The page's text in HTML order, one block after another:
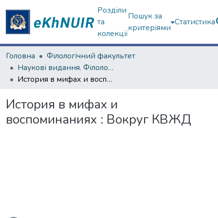
Розділи
та
колекції
Пошук за
критеріями
Статистика
Головна
Філологічний факультет
Наукові видання. Філологічний факультет
История в мифах и воспоминаниях : Вокруг КВЖД
История в мифах и
воспоминаниях : Вокруг КВЖД